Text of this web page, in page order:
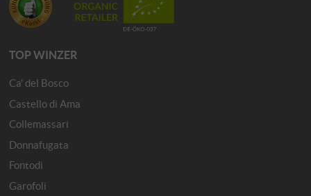
TOP WINZER
Ca' del Bosco
Castello di Ama
Collemassari
Donnafugata
Fontodi
Garofoli